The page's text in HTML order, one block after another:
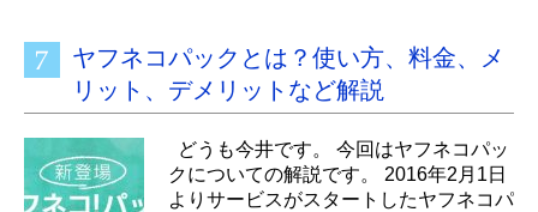
ヤフネコパックとは？使い方、料金、メ
リット、デメリットなど解説
どうも今井です。 今回はヤフネコパッ
クについての解説です。 2016年2月1日
よりサービスがスタートしたヤフネコパ